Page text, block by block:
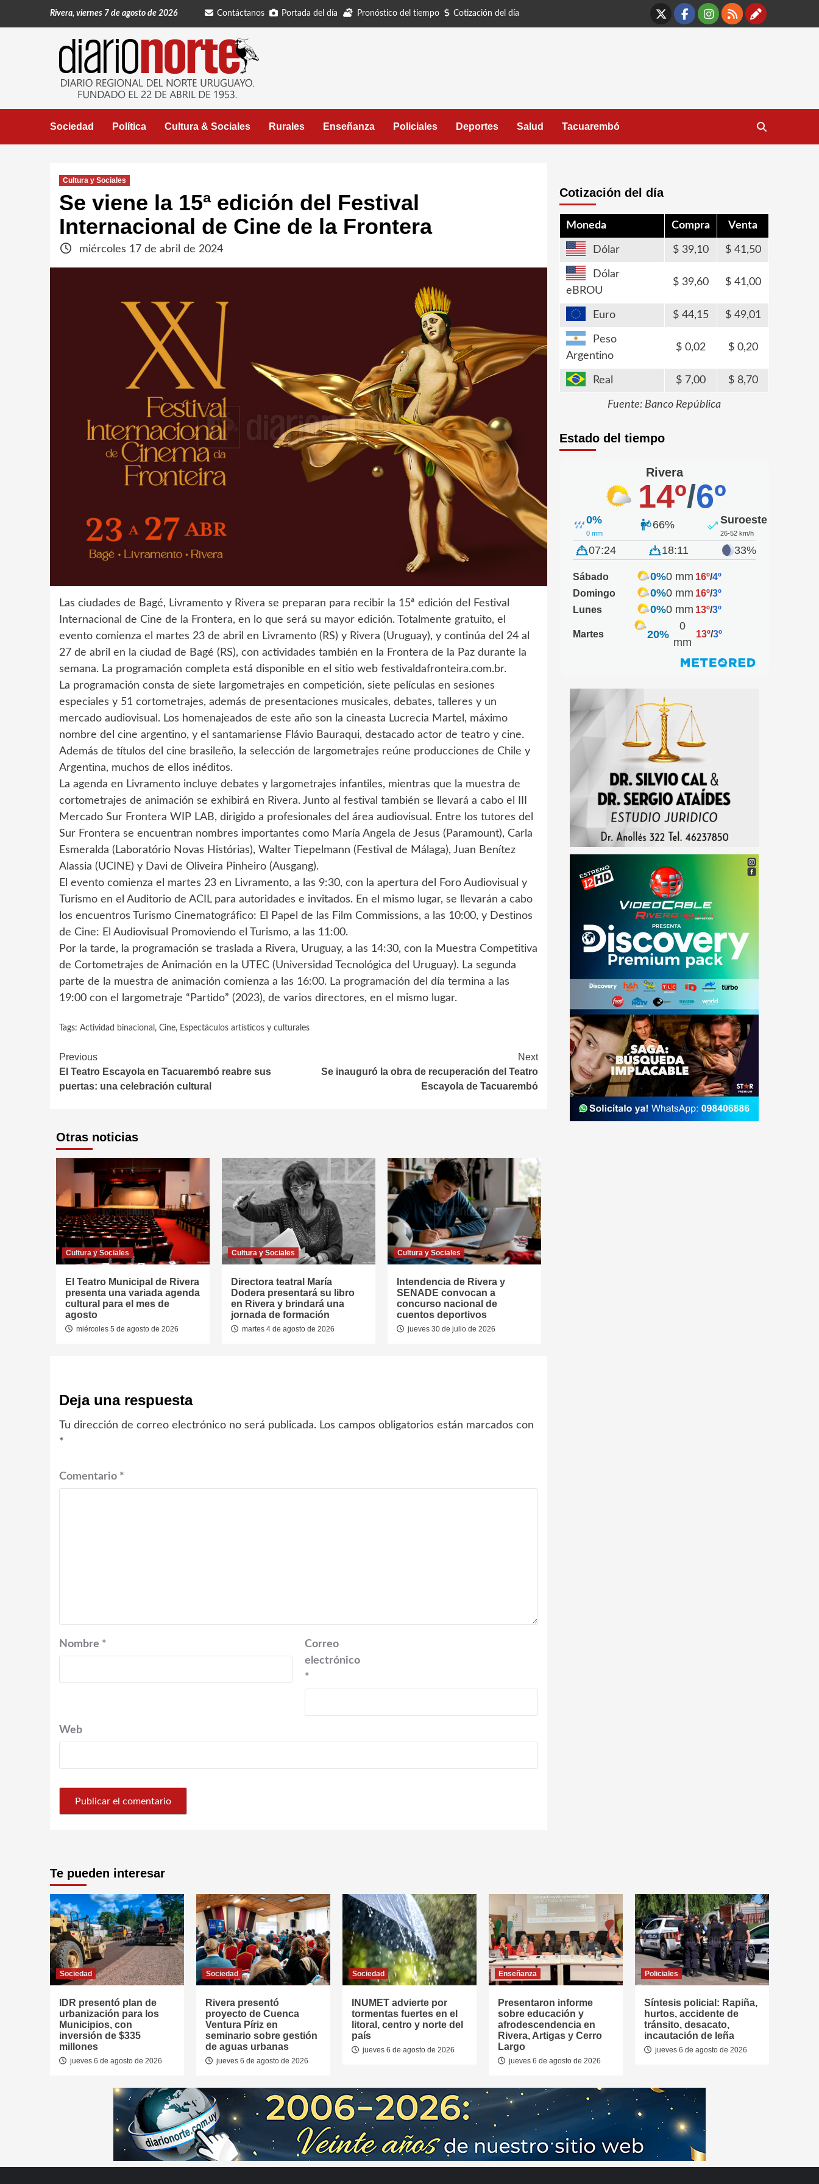
Rivera, viernes 7 de agosto de 2026 Contáctanos Portada del día Pronóstico del tiempo Cotización del día
X Facebook
Instagram
RSS
Sociedad Política Cultura & Sociales Rurales Enseñanza Policiales Deportes Salud Tacuarembó
Cultura y Sociales
Se viene la 15ª edición del Festival
Internacional de Cine de la Frontera
miércoles 17 de abril de 2024
Las ciudades de Bagé, Livramento y Rivera se preparan para recibir la 15ª edición del Festival
Internacional de Cine de la Frontera, en lo que será su mayor edición. Totalmente gratuito, el
evento comienza el martes 23 de abril en Livramento (RS) y Rivera (Uruguay), y continúa del 24 al
27 de abril en la ciudad de Bagé (RS), con actividades también en la Frontera de la Paz durante la
semana. La programación completa está disponible en el sitio web festivaldafronteira.com.br.
La programación consta de siete largometrajes en competición, siete películas en sesiones
especiales y 51 cortometrajes, además de presentaciones musicales, debates, talleres y un
mercado audiovisual. Los homenajeados de este año son la cineasta Lucrecia Martel, máximo
nombre del cine argentino, y el santamariense Flávio Bauraqui, destacado actor de teatro y cine.
Además de títulos del cine brasileño, la selección de largometrajes reúne producciones de Chile y
Argentina, muchos de ellos inéditos.
La agenda en Livramento incluye debates y largometrajes infantiles, mientras que la muestra de
cortometrajes de animación se exhibirá en Rivera. Junto al festival también se llevará a cabo el III
Mercado Sur Frontera WIP LAB, dirigido a profesionales del área audiovisual. Entre los tutores del
Sur Frontera se encuentran nombres importantes como María Angela de Jesus (Paramount), Carla
Esmeralda (Laboratório Novas Histórias), Walter Tiepelmann (Festival de Málaga), Juan Benítez
Alassia (UCINE) y Davi de Oliveira Pinheiro (Ausgang).
El evento comienza el martes 23 en Livramento, a las 9:30, con la apertura del Foro Audiovisual y
Turismo en el Auditorio de ACIL para autoridades e invitados. En el mismo lugar, se llevarán a cabo
los encuentros Turismo Cinematográfico: El Papel de las Film Commissions, a las 10:00, y Destinos
de Cine: El Audiovisual Promoviendo el Turismo, a las 11:00.
Por la tarde, la programación se traslada a Rivera, Uruguay, a las 14:30, con la Muestra Competitiva
de Cortometrajes de Animación en la UTEC (Universidad Tecnológica del Uruguay). La segunda
parte de la muestra de animación comienza a las 16:00. La programación del día termina a las
19:00 con el largometraje “Partido” (2023), de varios directores, en el mismo lugar.
Tags: Actividad binacional , Cine, Espectáculos artísticos y culturales
Continue
Reading
Previous
El Teatro Escayola en Tacuarembó reabre sus
puertas: una celebración cultural
Next
Se inauguró la obra de recuperación del Teatro
Escayola de Tacuarembó
Otras noticias
Cultura y Sociales
El Teatro Municipal de Rivera
presenta una variada agenda
cultural para el mes de
agosto
miércoles 5 de agosto de 2026
Cultura y Sociales
Directora teatral María
Dodera presentará su libro
en Rivera y brindará una
jornada de formación
martes 4 de agosto de 2026
Cultura y Sociales
Intendencia de Rivera y
SENADE convocan a
concurso nacional de
cuentos deportivos
jueves 30 de julio de 2026
Deja una respuesta
Tu dirección de correo electrónico no será publicada. Los campos obligatorios están marcados con
*
Comentario *
Nombre *
Correo
electrónico
*
Web
Cotización del día
Moneda Compra Venta
Dólar 39,10 41,50
Dólar
eBROU
39,60 41,00
Euro 44,15 49,01
Peso
Argentino
0,02 0,20
Real 7,00 8,70
Fuente: Banco República
Estado del tiempo
Rivera
14º/6º
0%
0 mm
66% Suroeste
26-52 km/h
07:24 18:11 33%
Sábado 0%0 mm 16º/4º
Domingo
0%0 mm 16º/3º
Lunes
0%0 mm 13º/3º
Martes 20%
0
mm
13º/3º
Te pueden interesar
Sociedad
IDR presentó plan de
urbanización para los
Municipios, con
inversión de $335
millones
jueves 6 de agosto de 2026
Sociedad
Rivera presentó
proyecto de Cuenca
Ventura Píriz en
seminario sobre gestión
de aguas urbanas
jueves 6 de agosto de 2026
Sociedad
INUMET advierte por
tormentas fuertes en el
litoral, centro y norte del
país
jueves 6 de agosto de 2026
Enseñanza
Presentaron informe
sobre educación y
afrodescendencia en
Rivera, Artigas y Cerro
Largo
jueves 6 de agosto de 2026
Policiales
Síntesis policial: Rapiña,
hurtos, accidente de
tránsito, desacato,
incautación de leña
jueves 6 de agosto de 2026